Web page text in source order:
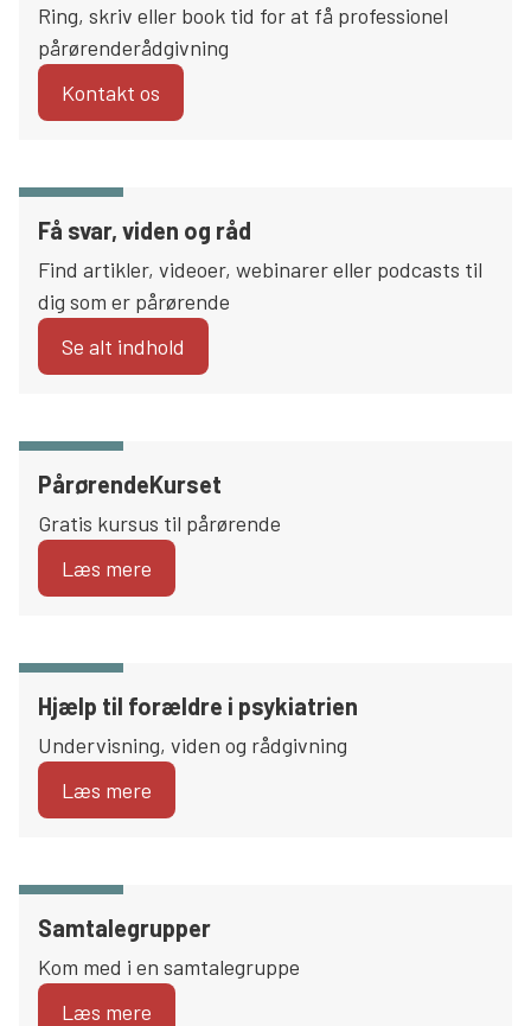
Ring, skriv eller book tid for at få professionel
pårørenderådgivning
Kontakt os
Få svar, viden og råd
Find artikler, videoer, webinarer eller podcasts til
dig som er pårørende
Se alt indhold
PårørendeKurset
Gratis kursus til pårørende
Læs mere
Hjælp til forældre i psykiatrien
Undervisning, viden og rådgivning
Læs mere
Samtalegrupper
Kom med i en samtalegruppe
Læs mere